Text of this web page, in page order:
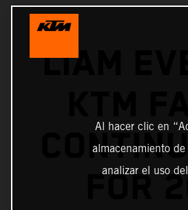
LIAM
FOR
Al hacer clic en
almacenamiento
analizar el uso